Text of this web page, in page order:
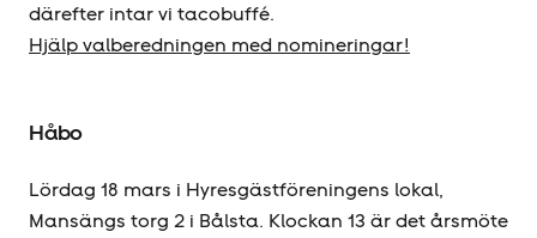
därefter intar vi tacobuffé.
Hjälp valberedningen med nomineringar!
Håbo
Lördag 18 mars i Hyresgäst­föreningens lokal,
Mansängs torg 2 i Bålsta. Klockan 13 är det årsmöte